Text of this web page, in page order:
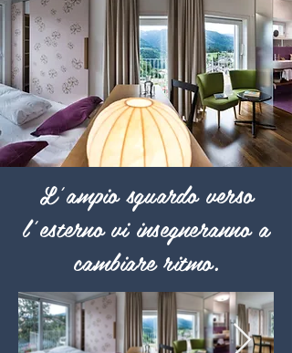
L’ampio sguardo verso
l’esterno vi insegneranno a
cambiare ritmo.